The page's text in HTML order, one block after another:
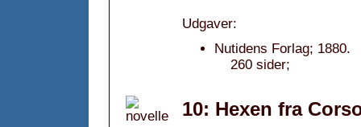
Udgaver:
Nutidens Forlag; 1880.
260 sider;
10: Hexen fra